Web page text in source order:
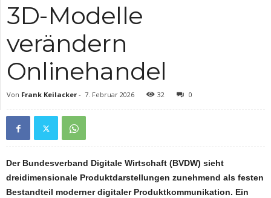
3D-Modelle
verändern
Onlinehandel
Von Frank Keilacker - 7. Februar 2026 32 0
Der Bundesverband Digitale Wirtschaft (BVDW) sieht
dreidimensionale Produktdarstellungen zunehmend als festen
Bestandteil moderner digitaler Produktkommunikation. Ein